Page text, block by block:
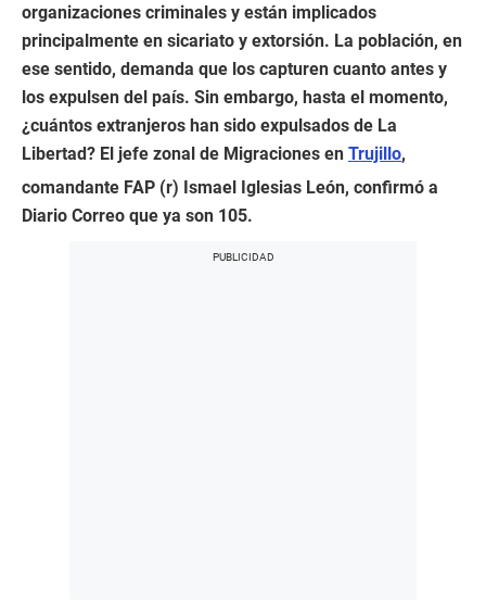
organizaciones criminales y están implicados
principalmente en sicariato y extorsión. La población, en
ese sentido, demanda que los capturen cuanto antes y
los expulsen del país. Sin embargo, hasta el momento,
¿cuántos extranjeros han sido expulsados de La
Libertad? El jefe zonal de Migraciones en Trujillo,
comandante FAP (r) Ismael Iglesias León, confirmó a
Diario Correo que ya son 105.